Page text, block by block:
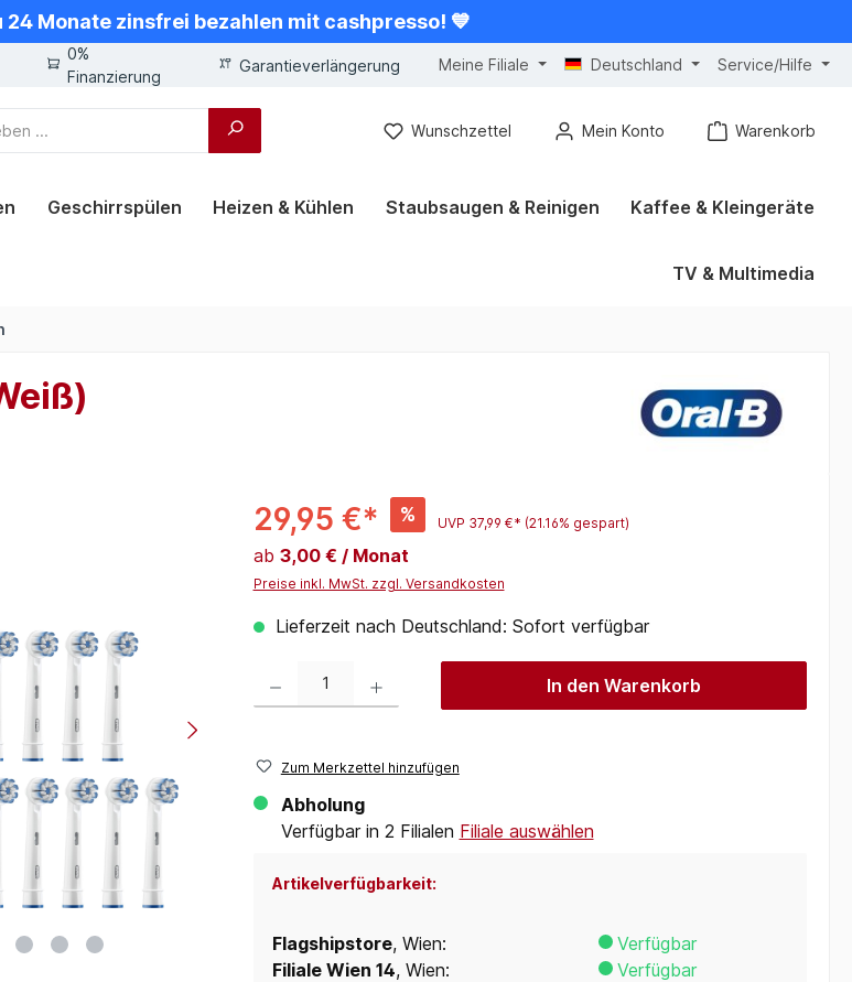
24 Monate zinsfrei bezahlen mit cashpresso! 💙
0%
Finanzierung
Garantieverlängerung Meine Filiale Deutschland Service/Hilfe
Wunschzettel Mein Konto Warenkorb
Geschirrspülen Heizen & Kühlen Staubsaugen & Reinigen Kaffee & Kleingeräte
TV & Multimedia
29,95 €* % UVP 37,99 €* (21.16% gespart)
ab 3,00 € / Monat
Preise inkl. MwSt. zzgl. Versandkosten
Lieferzeit nach Deutschland: Sofort verfügbar
In den Warenkorb
Zum Merkzettel hinzufügen
Abholung
Verfügbar in 2 Filialen Filiale auswählen
Artikelverfügbarkeit:
Flagshipstore, Wien:
Verfügbar
Filiale Wien 14, Wien: Verfügbar